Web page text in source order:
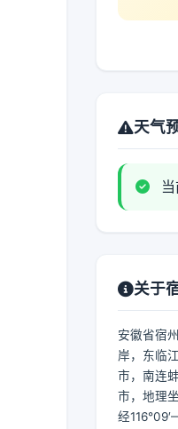
天气
关于
安徽省宿
岸，东临
市，南连
市，地理
经